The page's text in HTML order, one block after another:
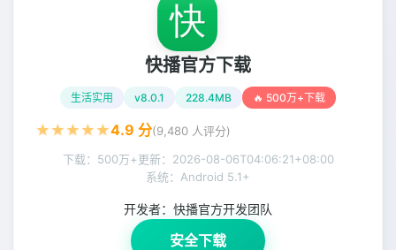
快播官方下载
生活实用 v8.0.1 228.4MB 🔥 500万+下载
★ ★ ★ ★ ★4.9 分(9,480 人评分)
下载：500万+更新： 2026-08-06T04:06:21+08:00
系统：Android 5.1+
开发者： 快播官方开发团队
安全下载